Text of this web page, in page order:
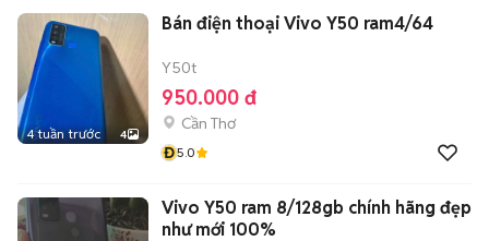
4 tuần trước 4
Bán điện thoại Vivo Y50 ram4/64
Y50t
950.000 đ
Cần Thơ
Đ5.0
Vivo Y50 ram 8/128gb chính hãng đẹp
như mới 100%